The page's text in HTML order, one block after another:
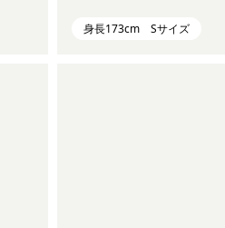
身長173cm Sサイズ